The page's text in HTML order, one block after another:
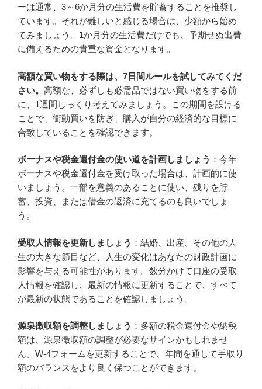
ーは通常、3～6か月分の生活費を貯蓄することを推奨し
ています。それが難しいと感じる場合は、少額から始め
てみましょう。1か月分の生活費だけでも、予期せぬ出費
に備えるための貴重な資金となります。
高額な買い物をする際は、7日間ルールを試してみてくだ
さい。 高額な、必ずしも必需品ではない買い物をする前
に、1週間じっくり考えてみましょう。この期間を設ける
ことで、衝動買いを防ぎ、購入が自分の経済的な目標に
合致していることを確認できます。
ボーナスや税金還付金の使い道を計画しましょう ：今年
ボーナスや税金還付金を受け取った場合は、計画的に使
いましょう。一部を意義のあることに使い、残りを貯
蓄、投資、または借金の返済に充てるのも良いでしょ
う。
受取人情報を更新しましょう ：結婚、出産、その他の人
生の大きな節目など、人生の変化はあなたの財政計画に
影響を与える可能性があります。数分かけて口座の受取
人情報を確認し、最新の情報に更新することで、すべて
が最新の状態であることを確認しましょう。
源泉徴収額を調整しましょう ：多額の税金還付金や納税
額は、源泉徴収額の調整が必要なサインかもしれませ
ん。W-4フォームを更新することで、年間を通して手取り
額のバランスをより良く保つことができます。